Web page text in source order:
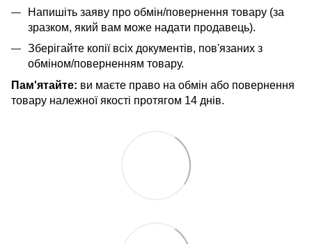
Напишіть заяву про обмін/повернення товару (за
зразком, який вам може надати продавець).
Зберігайте копії всіх документів, пов'язаних з
обміном/поверненням товару.
Пам'ятайте: ви маєте право на обмін або повернення
товару належної якості протягом 14 днів.